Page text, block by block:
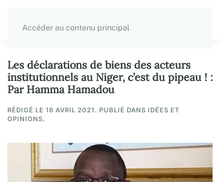
Accéder au contenu principal
Les déclarations de biens des acteurs
institutionnels au Niger, c’est du pipeau ! :
Par Hamma Hamadou
RÉDIGÉ LE 16 AVRIL 2021. PUBLIÉ DANS IDÉES ET
OPINIONS.